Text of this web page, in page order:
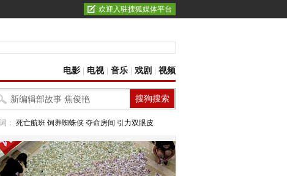
欢迎入驻搜狐媒体平台
电影 电视| 音乐 戏剧 视频
： 死亡航班 饲养蜘蛛侠 夺命房间 引力双眼皮